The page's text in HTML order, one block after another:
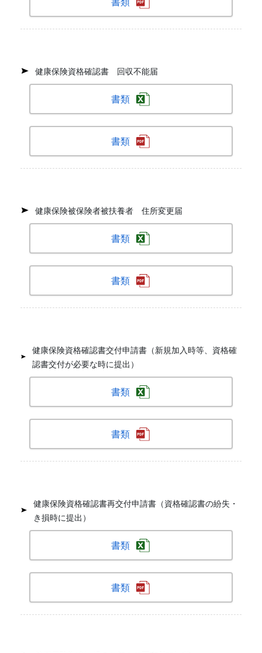
健康保険資格確認書 回収不能届
書類
書類
健康保険被保険者被扶養者 住所変更届
書類
書類
健康保険資格確認書交付申請書（新規加入時等、資格確
認書交付が必要な時に提出）
書類
書類
健康保険資格確認書再交付申請書（資格確認書の紛失・
き損時に提出）
書類
書類